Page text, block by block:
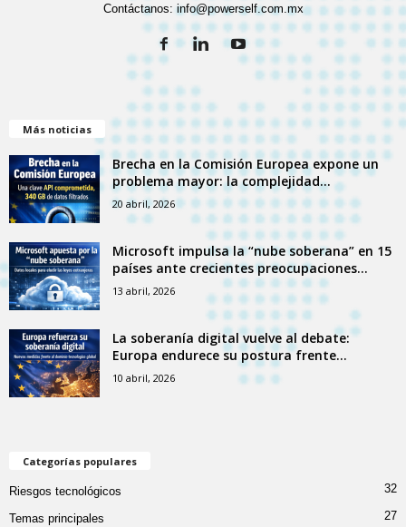
Contáctanos: info@powerself.com.mx
Más noticias
Brecha en la Comisión Europea expone un
problema mayor: la complejidad...
20 abril, 2026
Microsoft impulsa la “nube soberana” en 15
países ante crecientes preocupaciones...
13 abril, 2026
La soberanía digital vuelve al debate:
Europa endurece su postura frente...
10 abril, 2026
Categorías populares
Riesgos tecnológicos 32
Temas principales 27